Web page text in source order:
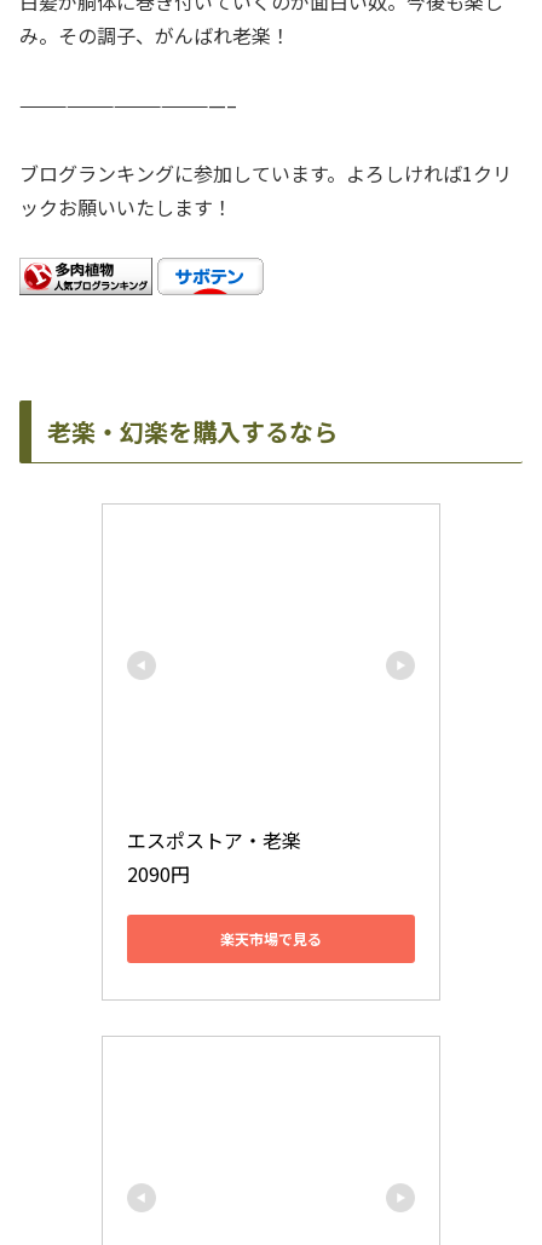
み。その調子、がんばれ老楽！
—————————————–
ブログランキングに参加しています。よろしければ1クリ
ックお願いいたします！
老楽・幻楽を購入するなら
エスポストア・老楽
2090円
楽天市場で見る